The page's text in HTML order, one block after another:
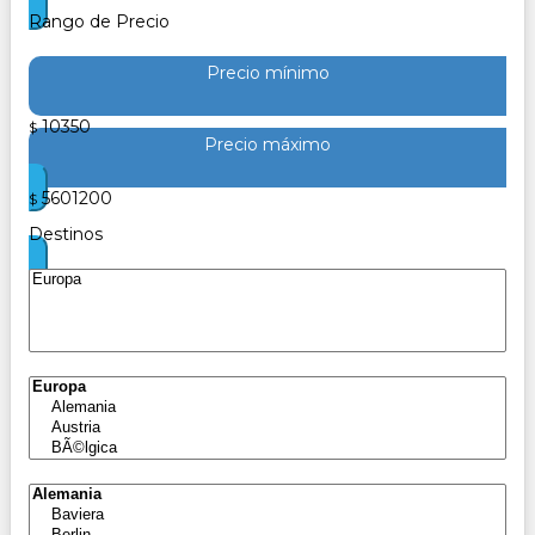
Rango de Precio
Precio mínimo
$ 10350
Precio máximo
$ 5601200
Destinos